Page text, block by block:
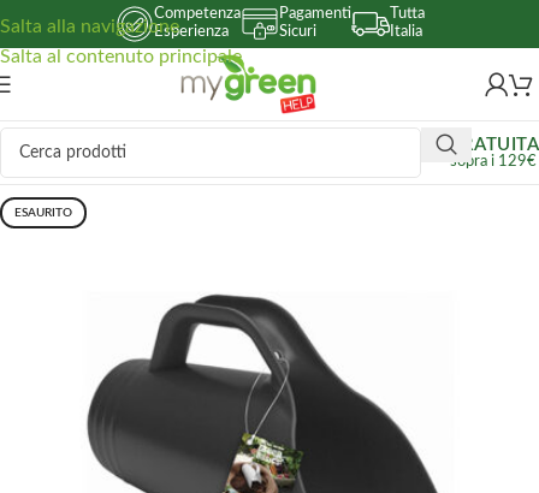
Salta alla navigazione
Salta al contenuto principale
Competenza
Esperienza
Pagamenti
Sicuri
Tutta
Italia
GRATUITA
sopra i 129€
ESAURITO